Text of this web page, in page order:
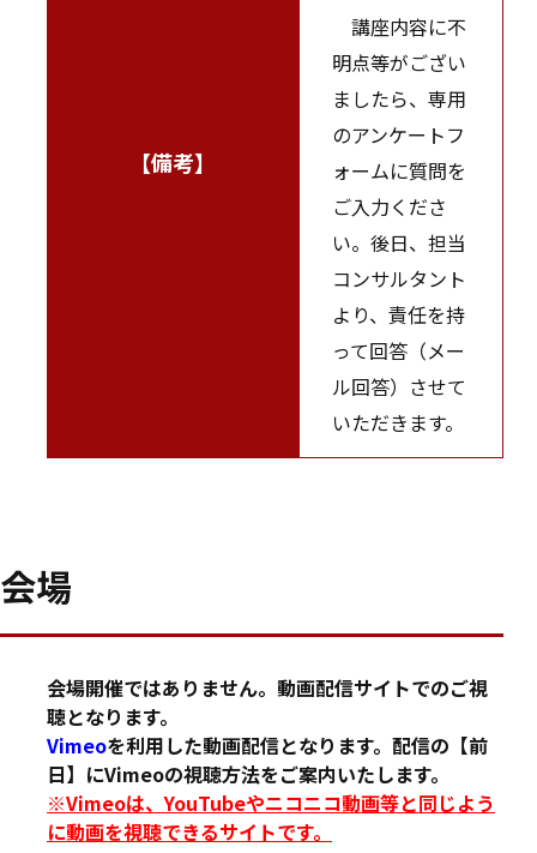
【備考】
講座内容に不
明点等がござい
ましたら、専用
のアンケートフ
ォームに質問を
ご入力くださ
い。後日、担当
コンサルタント
より、責任を持
って回答（メー
ル回答）させて
いただきます。
会場
会場開催ではありません。動画配信サイトでのご視
聴となります。
Vimeoを利用した動画配信となります。配信の【前
日】にVimeoの視聴方法をご案内いたします。
※Vimeoは、YouTubeやニコニコ動画等と同じよう
に動画を視聴できるサイトです。